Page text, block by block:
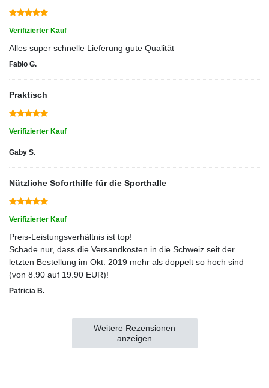
Verifizierter Kauf
Alles super schnelle Lieferung gute Qualität
Fabio G.
Praktisch
Verifizierter Kauf
Gaby S.
Nützliche Soforthilfe für die Sporthalle
Verifizierter Kauf
Preis-Leistungsverhältnis ist top!
Schade nur, dass die Versandkosten in die Schweiz seit der
letzten Bestellung im Okt. 2019 mehr als doppelt so hoch sind
(von 8.90 auf 19.90 EUR)!
Patricia B.
Weitere Rezensionen
anzeigen